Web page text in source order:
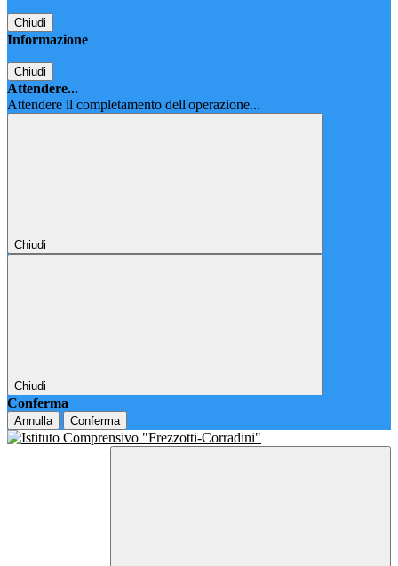
Chiudi
Informazione
Chiudi
Attendere...
Attendere il completamento dell'operazione...
Chiudi
Chiudi
Conferma
Annulla Conferma